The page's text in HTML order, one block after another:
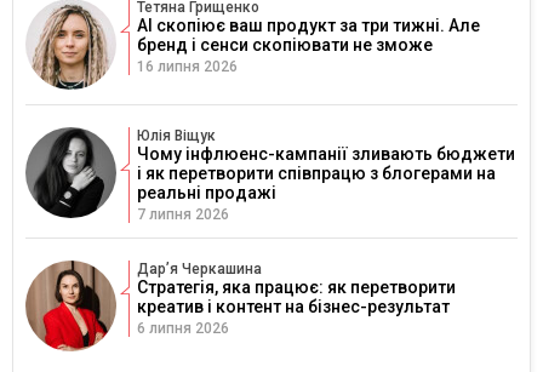
Тетяна Грищенко
AI скопіює ваш продукт за три тижні. Але
бренд і сенси скопіювати не зможе
16 липня 2026
Юлія Віщук
Чому інфлюенс-кампанії зливають бюджети
і як перетворити співпрацю з блогерами на
реальні продажі
7 липня 2026
Дарʼя Черкашина
Стратегія, яка працює: як перетворити
креатив і контент на бізнес-результат
6 липня 2026